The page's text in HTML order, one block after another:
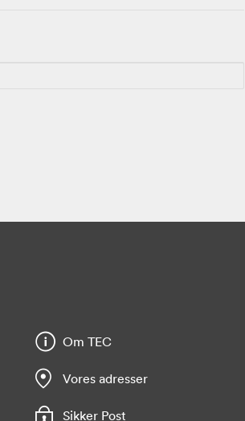
Om TEC
Vores adresser
Sikker Post